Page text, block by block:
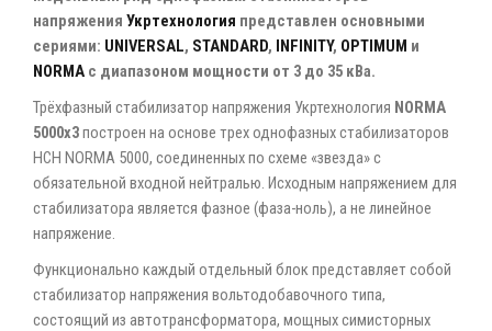
напряжения Укртехнология представлен основными
сериями: UNIVERSAL, STANDARD, INFINITY, OPTIMUM и
NORMA с диапазоном мощности от 3 до 35 кВа.
Трёхфазный стабилизатор напряжения Укртехнология NORMA
5000х3построен на основе трех однофазных стабилизаторов
НСН NORMA 5000, соединенных по схеме «звезда» с
обязательной входной нейтралью. Исходным напряжением для
стабилизатора является фазное (фаза-ноль), а не линейное
напряжение.
Функционально каждый отдельный блок представляет собой
стабилизатор напряжения вольтодобавочного типа,
состоящий из автотрансформатора, мощных симисторных